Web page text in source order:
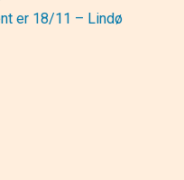
er 18/11 – Lindø